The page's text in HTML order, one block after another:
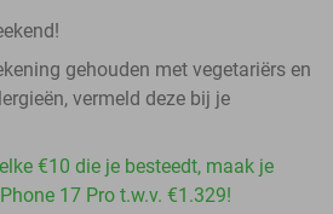
gehouden met vegetariërs en
vermeld deze bij je
€10 die je besteedt, maak je
17 Pro t.w.v. €1.329!